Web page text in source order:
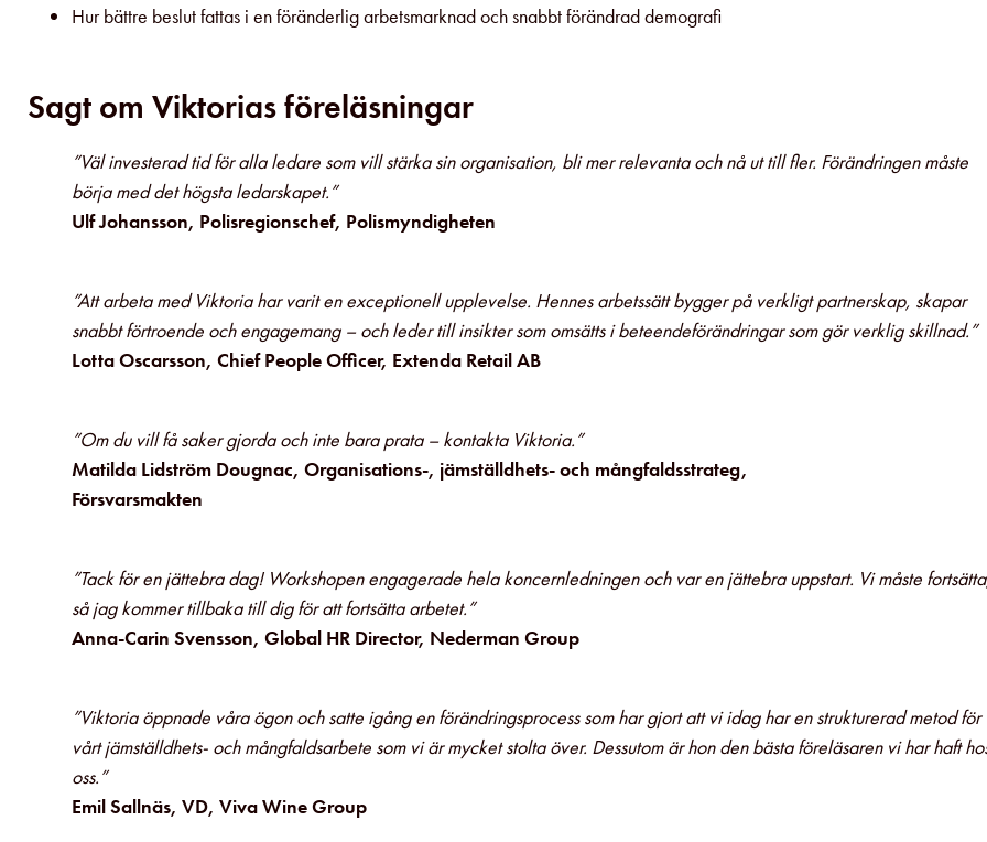
Hur bättre beslut fattas i en föränderlig arbetsmarknad och snabbt förändrad demografi
Sagt om Viktorias föreläsningar
”Väl investerad tid för alla ledare som vill stärka sin organisation, bli mer relevanta och nå ut till fler. Förändringen måste
börja med det högsta ledarskapet.”
Ulf Johansson, Polisregionschef, Polismyndigheten
”Att arbeta med Viktoria har varit en exceptionell upplevelse. Hennes arbetssätt bygger på verkligt partnerskap, skapar
snabbt förtroende och engagemang – och leder till insikter som omsätts i beteendeförändringar som gör verklig skillnad.”
Lotta Oscarsson, Chief People Officer, Extenda Retail AB
”Om du vill få saker gjorda och inte bara prata – kontakta Viktoria.”
Matilda Lidström Dougnac, Organisations-, jämställdhets- och mångfaldsstrateg,
Försvarsmakten
”Tack för en jättebra dag! Workshopen engagerade hela koncernledningen och var en jättebra uppstart. Vi måste
så jag kommer tillbaka till dig för att fortsätta arbetet.”
Anna-Carin Svensson, Global HR Director, Nederman Group
”Viktoria öppnade våra ögon och satte igång en förändringsprocess som har gjort att vi idag har en strukturerad metod för
vårt jämställdhets- och mångfaldsarbete som vi är mycket stolta över. Dessutom är hon den bästa föreläsaren vi har haft
oss.”
Emil Sallnäs, VD, Viva Wine Group